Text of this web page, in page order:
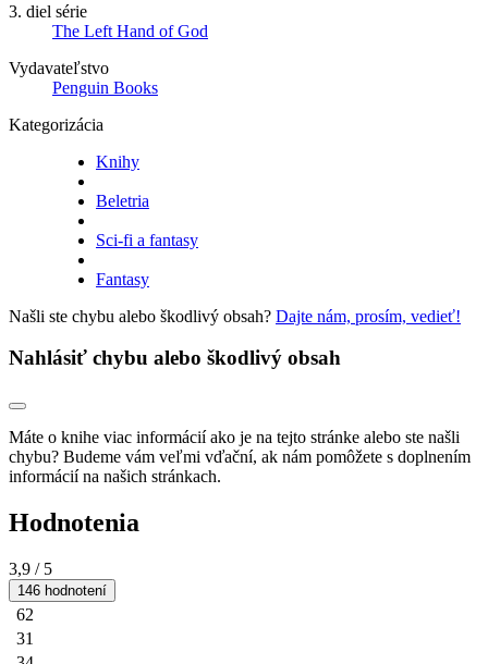
3. diel série
The Left Hand of God
Vydavateľstvo
Penguin Books
Kategorizácia
Knihy
Beletria
Sci-fi a fantasy
Fantasy
Našli ste chybu alebo škodlivý obsah? Dajte nám, prosím, vedieť!
Nahlásiť chybu alebo škodlivý obsah
Máte o knihe viac informácií ako je na tejto stránke alebo ste našli
chybu? Budeme vám veľmi vďační, ak nám pomôžete s doplnením
informácií na našich stránkach.
Hodnotenia
3,9 / 5
146 hodnotení
62
31